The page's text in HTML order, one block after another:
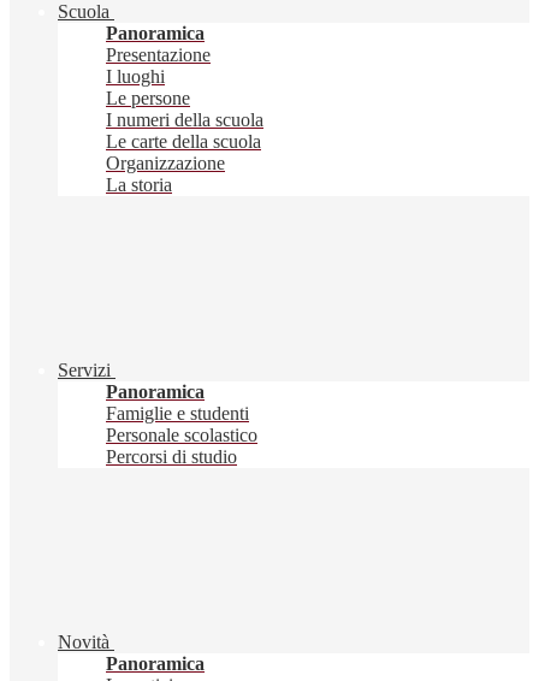
Scuola
Panoramica
Presentazione
I luoghi
Le persone
I numeri della scuola
Le carte della scuola
Organizzazione
La storia
Servizi
Panoramica
Famiglie e studenti
Personale scolastico
Percorsi di studio
Novità
Panoramica